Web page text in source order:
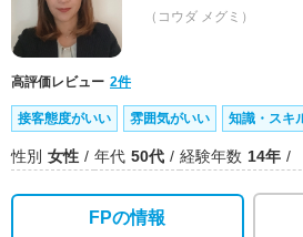
（コウダ メグミ）
高評価レビュー 2件
接客態度がいい 雰囲気がいい 知識・スキ
性別 女性 年代 50代 経験年数 14年
FPの情報